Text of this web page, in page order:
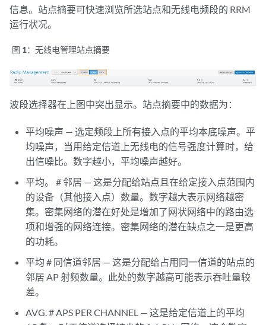
信息。站点摘要可快速浏览所选站点和无线电频段的 RRM
运行状况。
图 1： 无线电管理站点摘要
波段选择器在上图中突出显示。站点摘要中的数据为：
平均噪声 — 选定频段上所有接入点的平均本底噪声。平
均噪声，当用给定信道上无线电的信号强度计算时，给
出信噪比。数字越小，平均噪声越好。
平均。 # 邻居 — 这是分配给站点且在给定接入点范围内
的设备（其他接入点）数量。数字越大表示网络越密
集。密集网络的潜在好处是增加了网状网络中的路由选
项和增强的网络连接。密集网络的潜在缺点之一是更高
的功耗。
平均 # 同信道邻居 — 这是分配给占用同一信道的站点的
邻居 AP 射频数量。此处的数字越高可能表示吞吐量较
差。
AVG. # APS PER CHANNEL — 这是给定信道上的平均